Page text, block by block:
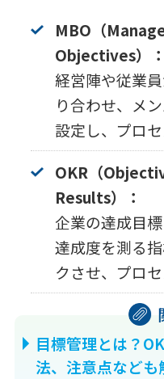
MBO（
Objectives）：
経営陣や従業
り合わせ、メ
設定し、プロ
OKR（
Results）：
企業の達成目
達成度を測る
クさせ、プロ
目標管理とは？
法、注意点なども